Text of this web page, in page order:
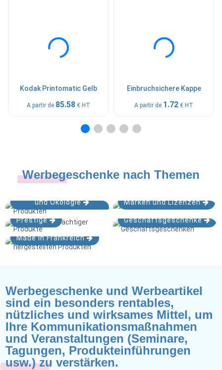
Kodak Printomatic Gelb
A partir de 85.58 € HT
Einbruchsichere Kappe
A partir de 1.72 € HT
Werbegeschenke nach Themen
und Ökologie
Marken und Lizenzen
Prestige Geschäftsgeschenke
Made in Frankreich
Werbegeschenke und Werbeartikel
sind ein besonders rentables,
nützliches und wirksames Mittel, um
Ihre Kommunikationsmaßnahmen
und Veranstaltungen (Seminare,
Tagungen, Produkteinführungen
usw.) zu verstärken.